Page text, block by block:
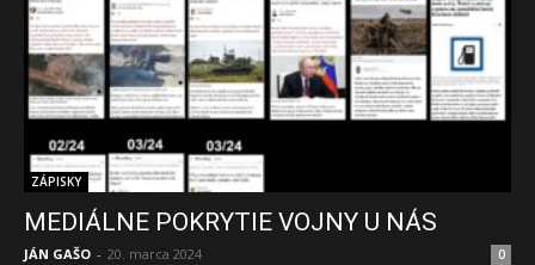
ZÁPISKY
MEDIÁLNE POKRYTIE VOJNY U NÁS
JÁN GAŠO - 20. marca 2024 0